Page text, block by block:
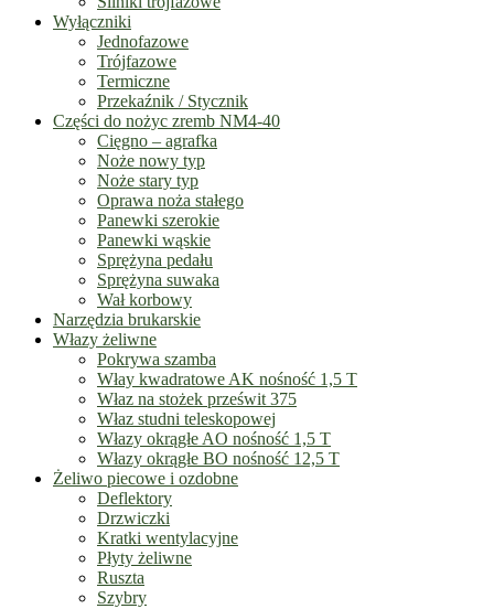
Wyłączniki
Jednofazowe
Trójfazowe
Termiczne
Przekaźnik / Stycznik
Części do nożyc zremb NM4-40
Cięgno – agrafka
Noże nowy typ
Noże stary typ
Oprawa noża stałego
Panewki szerokie
Panewki wąskie
Sprężyna pedału
Sprężyna suwaka
Wał korbowy
Narzędzia brukarskie
Włazy żeliwne
Pokrywa szamba
Włay kwadratowe AK nośność 1,5 T
Właz na stożek prześwit 375
Właz studni teleskopowej
Włazy okrągłe AO nośność 1,5 T
Włazy okrągłe BO nośność 12,5 T
Żeliwo piecowe i ozdobne
Deflektory
Drzwiczki
Kratki wentylacyjne
Płyty żeliwne
Ruszta
Szybry